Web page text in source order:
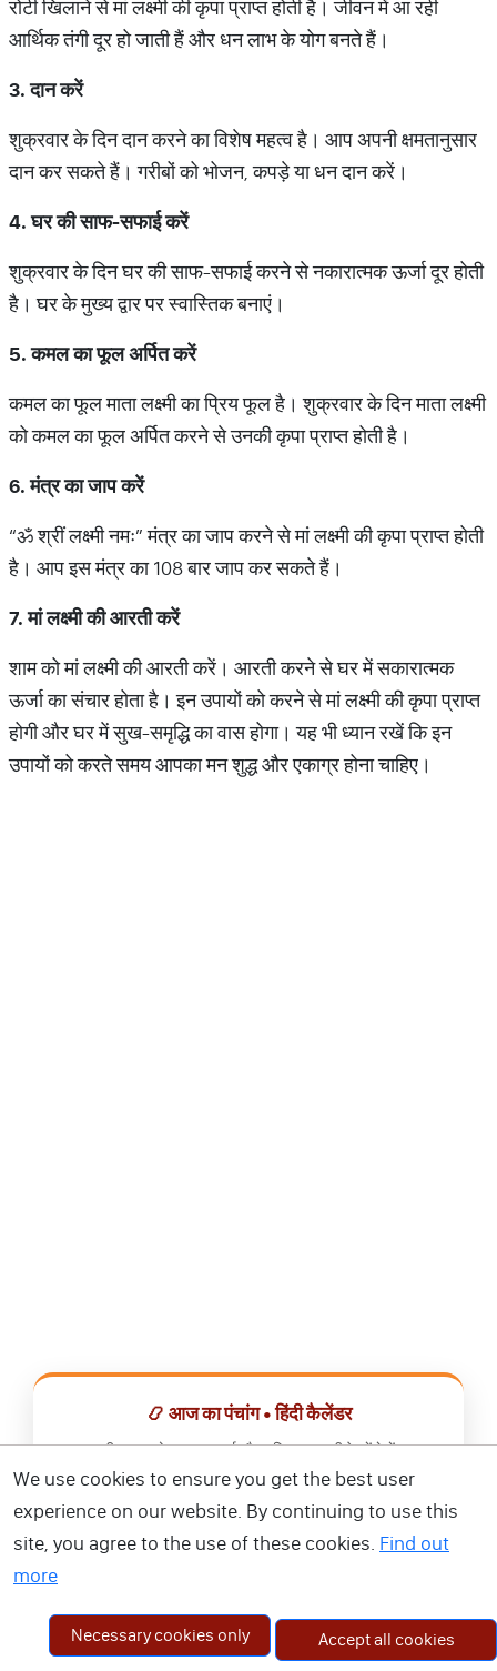
रोटी खिलाने से मां लक्ष्मी की कृपा प्राप्त होती है। जीवन में आ रही
आर्थिक तंगी दूर हो जाती हैं और धन लाभ के योग बनते हैं।
3.दानकरें
शुक्रवार के दिन दान करने का विशेष महत्व है। आप अपनी क्षमतानुसार
दान कर सकते हैं। गरीबों को भोजन, कपड़े या धन दान करें।
4.घरकीसाफ-सफाईकरें
शुक्रवार के दिन घर की साफ-सफाई करने से नकारात्मक ऊर्जा दूर होती
है। घर के मुख्य द्वार पर स्वास्तिक बनाएं।
5.कमलकाफूलअर्पितकरें
कमल का फूल माता लक्ष्मी का प्रिय फूल है। शुक्रवार के दिन माता लक्ष्मी
को कमल का फूल अर्पित करने से उनकी कृपा प्राप्त होती है।
6.मंत्रकाजापकरें
“ॐ श्रीं लक्ष्मी नमः” मंत्र का जाप करने से मां लक्ष्मी की कृपा प्राप्त होती
है। आप इस मंत्र का 108 बार जाप कर सकते हैं।
7.मांलक्ष्मीकीआरतीकरें
शाम को मां लक्ष्मी की आरती करें। आरती करने से घर में सकारात्मक
ऊर्जा का संचार होता है। इन उपायों को करने से मां लक्ष्मी की कृपा प्राप्त
होगी और घर में सुख-समृद्धि का वास होगा। यह भी ध्यान रखें कि इन
उपायों को करते समय आपका मन शुद्ध और एकाग्र होना चाहिए।
📿 आज का पंचांग • हिंदी कैलेंडर
सभी व्रत, त्योहार, शुभ मुहूर्त और राशिफल एक ही ऐप में देखें।
📅 हिंदी कैलेंडर ऐप डाउनलोड करें
We use cookies to ensure you get the best user
experience on our website. By continuing to use this
site, you agree to the use of these cookies. Find out
more
Necessary cookies only Accept all cookies